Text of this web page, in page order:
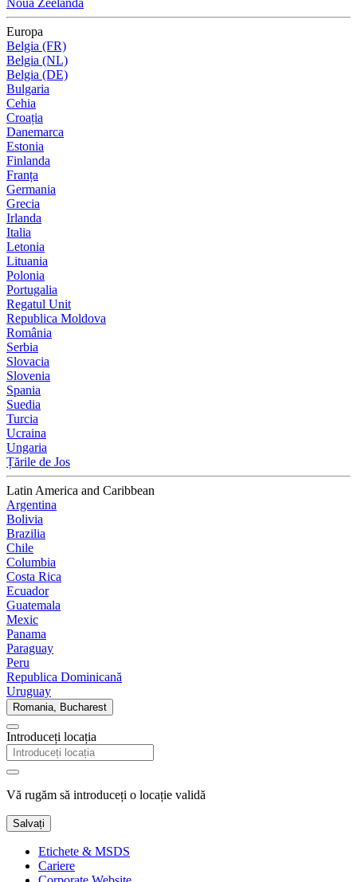
Europa
Belgia (FR)
Belgia (NL)
Belgia (DE)
Bulgaria
Cehia
Croația
Danemarca
Estonia
Finlanda
Franța
Germania
Grecia
Irlanda
Italia
Letonia
Lituania
Polonia
Portugalia
Regatul Unit
Republica Moldova
România
Serbia
Slovacia
Slovenia
Spania
Suedia
Turcia
Ucraina
Ungaria
Țările de Jos
Latin America and Caribbean
Argentina
Bolivia
Brazilia
Chile
Columbia
Costa Rica
Ecuador
Guatemala
Mexic
Panama
Paraguay
Peru
Republica Dominicană
Uruguay
Romania, Bucharest
Introduceți locația
Vă rugăm să introduceți o locație validă
Salvați
Etichete & MSDS
Cariere